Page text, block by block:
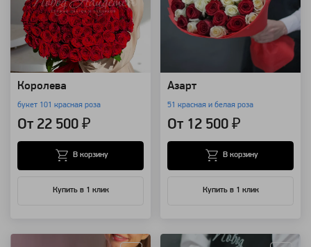
Королева
букет 101 красная роза
От 22 500 ₽
Купить в 1 клик
В корзину
Азарт
51 красная и белая роза
От 12 500 ₽
Купить в 1 клик
В корзину